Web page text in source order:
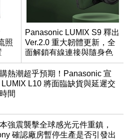
照
Panasonic LUMIX S9 釋出
Ver.2.0 重大韌體更新，全
面解鎖有線連接與隨身色
調編輯
熱潮超乎預期！Panasonic 宣
LUMIX L10 將面臨缺貨與延遲交
間
強震襲擊全球感光元件重鎮，
確認廠房暫停生產是否引發出